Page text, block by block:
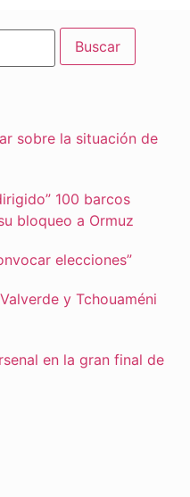
sobre la situación de
100 barcos
bloqueo a Ormuz
elecciones”
y Tchouaméni
en la gran final de